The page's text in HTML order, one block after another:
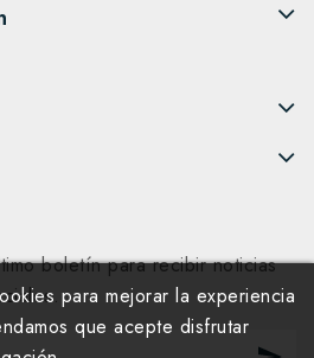
boletín para recibir noticias
para mejorar la experiencia
que acepte disfrutar